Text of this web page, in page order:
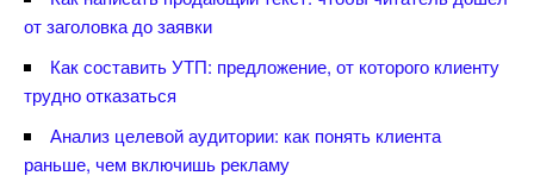
от заголовка до заявки
Как составить УТП: предложение, от которого клиенту
трудно отказаться
Анализ целевой аудитории: как понять клиента
раньше, чем включишь рекламу